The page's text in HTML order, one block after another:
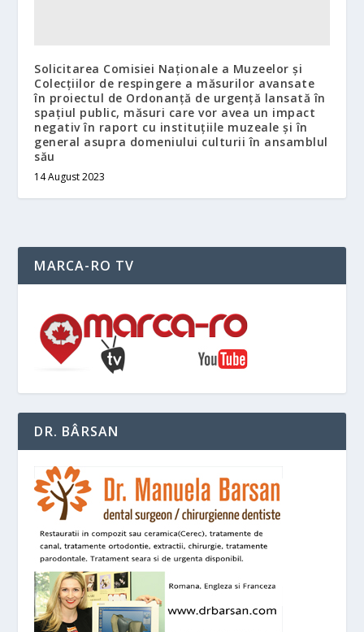
Solicitarea Comisiei Naționale a Muzeelor și
Colecțiilor de respingere a măsurilor avansate
în proiectul de Ordonanță de urgență lansată în
spațiul public, măsuri care vor avea un impact
negativ în raport cu instituțiile muzeale și în
general asupra domeniului culturii în ansamblul
său
14 August 2023
MARCA-RO TV
DR. BÂRSAN